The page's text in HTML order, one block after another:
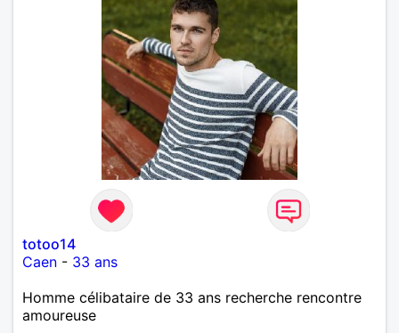
totoo14
Caen - 33 ans
Homme célibataire de 33 ans recherche rencontre
amoureuse